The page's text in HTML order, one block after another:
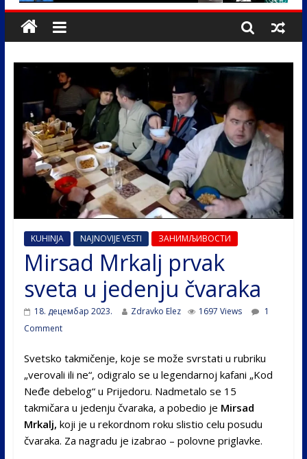
KUHINJA NAJNOVIJE VESTI ЗАНИМЉИВОСТИ
Mirsad Mrkalj prvak
sveta u jedenju čvaraka
18. децембар 2023. Zdravko Elez 1697 Views
1
Comment
Svetsko takmičenje, koje se može svrstati u rubriku
„verovali ili ne“, odigralo se u legendarnoj kafani „Kod
Neđe debelog“ u Prijedoru. Nadmetalo se 15
takmičara u jedenju čvaraka, a pobedio je Mirsad
Mrkalj, koji je u rekordnom roku slistio celu posudu
čvaraka. Za nagradu je izabrao – polovne priglavke.